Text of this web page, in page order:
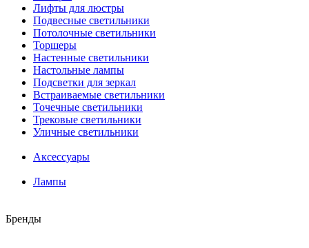
Лифты для люстры
Подвесные светильники
Потолочные светильники
Торшеры
Настенные светильники
Настольные лампы
Подсветки для зеркал
Встраиваемые светильники
Точечные светильники
Трековые светильники
Уличные светильники
Аксессуары
Лампы
Бренды